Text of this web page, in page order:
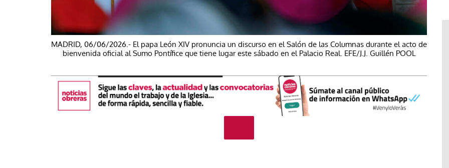
MADRID, 06/06/2026.- El papa León XIV pronuncia un discurso en el Salón de las Columnas durante el acto de
bienvenida oficial al Sumo Pontífice que tiene lugar este sábado en el Palacio Real. EFE/J.J. Guillén POOL